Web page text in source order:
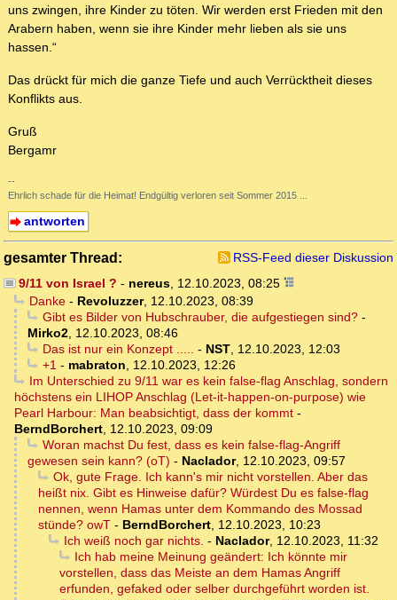
uns zwingen, ihre Kinder zu töten. Wir werden erst Frieden mit den
Arabern haben, wenn sie ihre Kinder mehr lieben als sie uns
hassen.“
Das drückt für mich die ganze Tiefe und auch Verrücktheit dieses
Konflikts aus.
Gruß
Bergamr
--
Ehrlich schade für die Heimat! Endgültig verloren seit Sommer 2015 ...
antworten
gesamter Thread:
RSS-Feed dieser Diskussion
9/11 von Israel ? - nereus, 12.10.2023, 08:25
Danke- Revoluzzer, 12.10.2023, 08:39
Gibt es Bilder von Hubschrauber, die aufgestiegen sind?-
Mirko2, 12.10.2023, 08:46
Das ist nur ein Konzept ..... - NST, 12.10.2023, 12:03
+1- mabraton, 12.10.2023, 12:26
Im Unterschied zu 9/11 war es kein false-flag Anschlag, sondern
höchstens ein LIHOP Anschlag (Let-it-happen-on-purpose) wie
Pearl Harbour: Man beabsichtigt, dass der kommt -
BerndBorchert, 12.10.2023, 09:09
Woran machst Du fest, dass es kein false-flag-Angriff
gewesen sein kann? (oT) - Naclador, 12.10.2023, 09:57
Ok, gute Frage. Ich kann's mir nicht vorstellen. Aber das
heißt nix. Gibt es Hinweise dafür? Würdest Du es false-flag
nennen, wenn Hamas unter dem Kommando des Mossad
stünde? owT - BerndBorchert, 12.10.2023, 10:23
Ich weiß noch gar nichts. - Naclador, 12.10.2023, 11:32
Ich hab meine Meinung geändert: Ich könnte mir
vorstellen, dass das Meiste an dem Hamas Angriff
erfunden, gefaked oder selber durchgeführt worden ist.